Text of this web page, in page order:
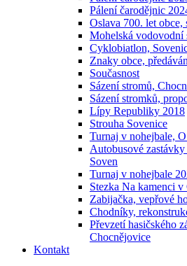
Pálení čarodějnic
Oslava 700. let obce,
Mohelská vodovodní
Cyklobiatlon,
Znaky obce,
Současnost
Sázení stromů,
Sázení stromků,
Lípy Republiky 2018
Strouha Sovenice
Turnaj v nohejbale,
Autobusové
Soven
Turnaj v nohejbale
Stezka Na kamenci
Zabijačka, vepřové
Chodníky,
Převzetí hasičského
Chocnějovice
Kontakt